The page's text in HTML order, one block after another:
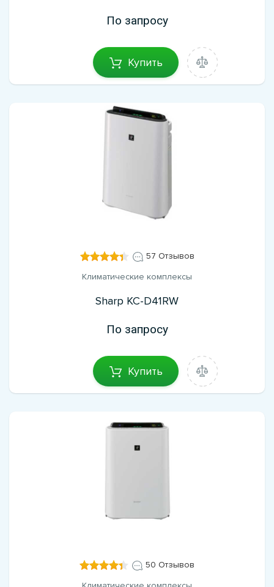
По запросу
Купить
57 Отзывов
Климатические комплексы
Sharp KC-D41RW
По запросу
Купить
50 Отзывов